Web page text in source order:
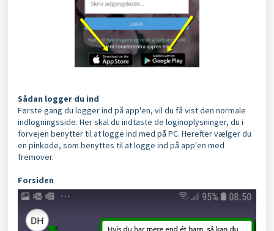
Sådan logger du ind
Første gang du logger ind på app'en, vil du få vist den normale
indlogningsside. Her skal du indtaste de loginoplysninger, du i
forvejen benytter til at logge ind med på PC. Herefter vælger du
en pinkode, som benyttes til at logge ind på app'en med
fremover.
Forsiden